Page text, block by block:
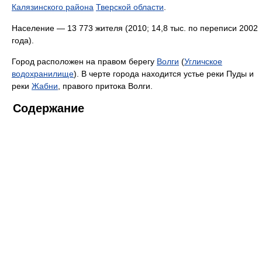
Калязинского района Тверской области
Население — 13 773 жителя (2010; 14,8 тыс. по переписи 2002
года).
Город расположен на правом берегу Волги (Угличское
водохранилище). В черте города находится устье реки Пуды и
реки Жабни , правого притока Волги.
Содержание